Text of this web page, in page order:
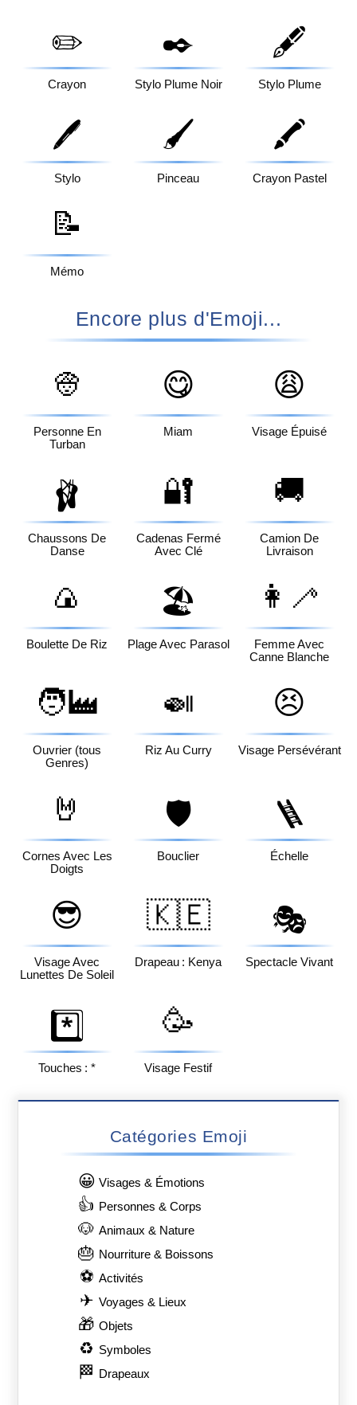
✏️
Crayon
✒️
Stylo Plume Noir
🖋️
Stylo Plume
🖊️
Stylo
🖌️
Pinceau
🖍️
Crayon Pastel
📝
Mémo
Encore plus d'Emoji...
👳
Personne En
Turban
😋
Miam
😩
Visage Épuisé
🩰
Chaussons De
Danse
🔐
Cadenas Fermé
Avec Clé
🚚
Camion De
Livraison
🍙
Boulette De Riz
🏖️
Plage Avec Parasol
👩‍🦯
Femme Avec
Canne Blanche
🧑‍🏭
Ouvrier (tous
Genres)
🍛
Riz Au Curry
😣
Visage Persévérant
🤘
Cornes Avec Les
Doigts
🛡️
Bouclier
🪜
Échelle
😎
Visage Avec
Lunettes De Soleil
🇰🇪
Drapeau : Kenya
🎭
Spectacle Vivant
*️⃣
Touches : *
🥳
Visage Festif
Catégories Emoji
😀 Visages & Émotions
👍 Personnes & Corps
🐶 Animaux & Nature
🎂 Nourriture & Boissons
⚽ Activités
✈ Voyages & Lieux
🎁 Objets
♻ Symboles
🏁 Drapeaux